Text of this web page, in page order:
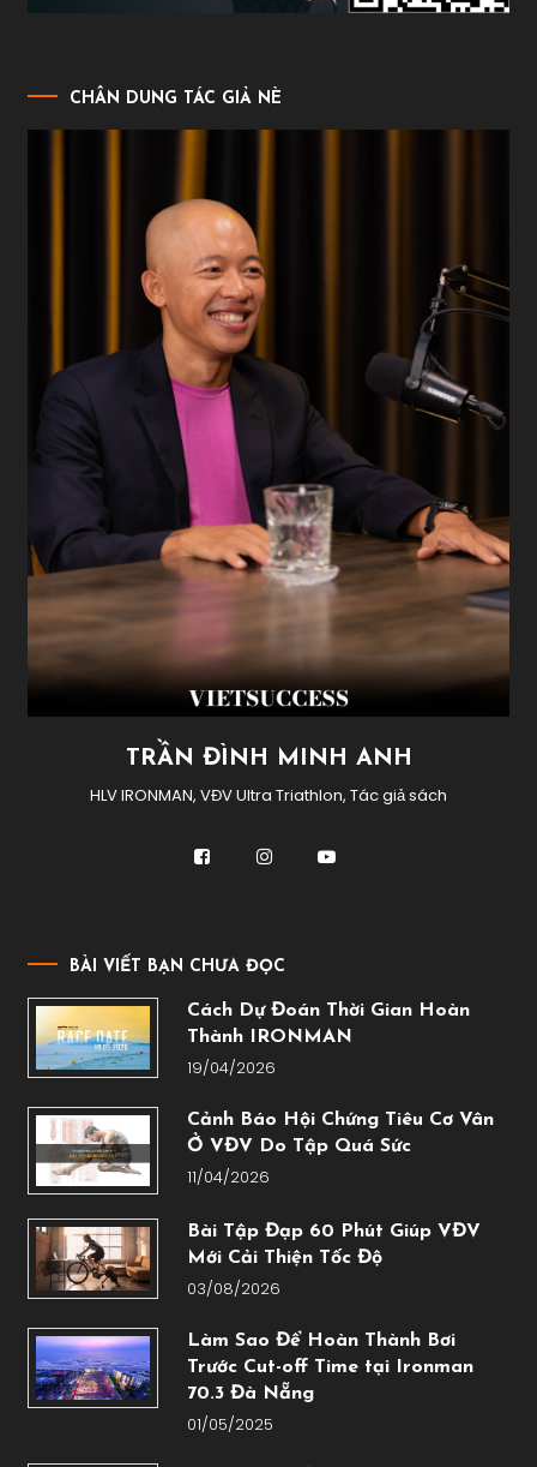
CHÂN DUNG TÁC GIẢ NÈ
TRẦN ĐÌNH MINH ANH
HLV IRONMAN, VĐV Ultra Triathlon, Tác giả sách
BÀI VIẾT BẠN CHƯA ĐỌC
Cách Dự Đoán Thời Gian Hoàn
Thành IRONMAN
19/04/2026
Cảnh Báo Hội Chứng Tiêu Cơ Vân
Ở VĐV Do Tập Quá Sức
11/04/2026
Bài Tập Đạp 60 Phút Giúp VĐV
Mới Cải Thiện Tốc Độ
03/08/2026
Làm Sao Để Hoàn Thành Bơi
Trước Cut-off Time tại Ironman
70.3 Đà Nẵng
01/05/2025